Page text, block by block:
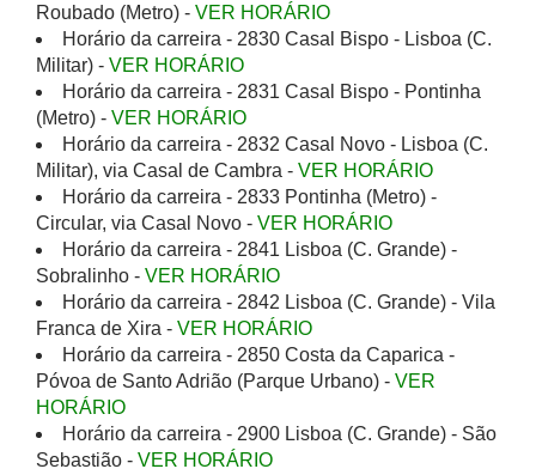
Roubado (Metro) - VER HORÁRIO
Horário da carreira - 2830 Casal Bispo - Lisboa (C.
Militar) - VER HORÁRIO
Horário da carreira - 2831 Casal Bispo - Pontinha
(Metro) - VER HORÁRIO
Horário da carreira - 2832 Casal Novo - Lisboa (C.
Militar), via Casal de Cambra - VER HORÁRIO
Horário da carreira - 2833 Pontinha (Metro) -
Circular, via Casal Novo - VER HORÁRIO
Horário da carreira - 2841 Lisboa (C. Grande) -
Sobralinho - VER HORÁRIO
Horário da carreira - 2842 Lisboa (C. Grande) - Vila
Franca de Xira - VER HORÁRIO
Horário da carreira - 2850 Costa da Caparica -
Póvoa de Santo Adrião (Parque Urbano) - VER
HORÁRIO
Horário da carreira - 2900 Lisboa (C. Grande) - São
Sebastião - VER HORÁRIO